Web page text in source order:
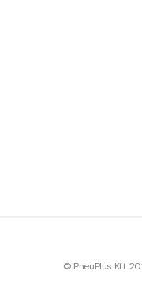
© PneuPlus Kft.